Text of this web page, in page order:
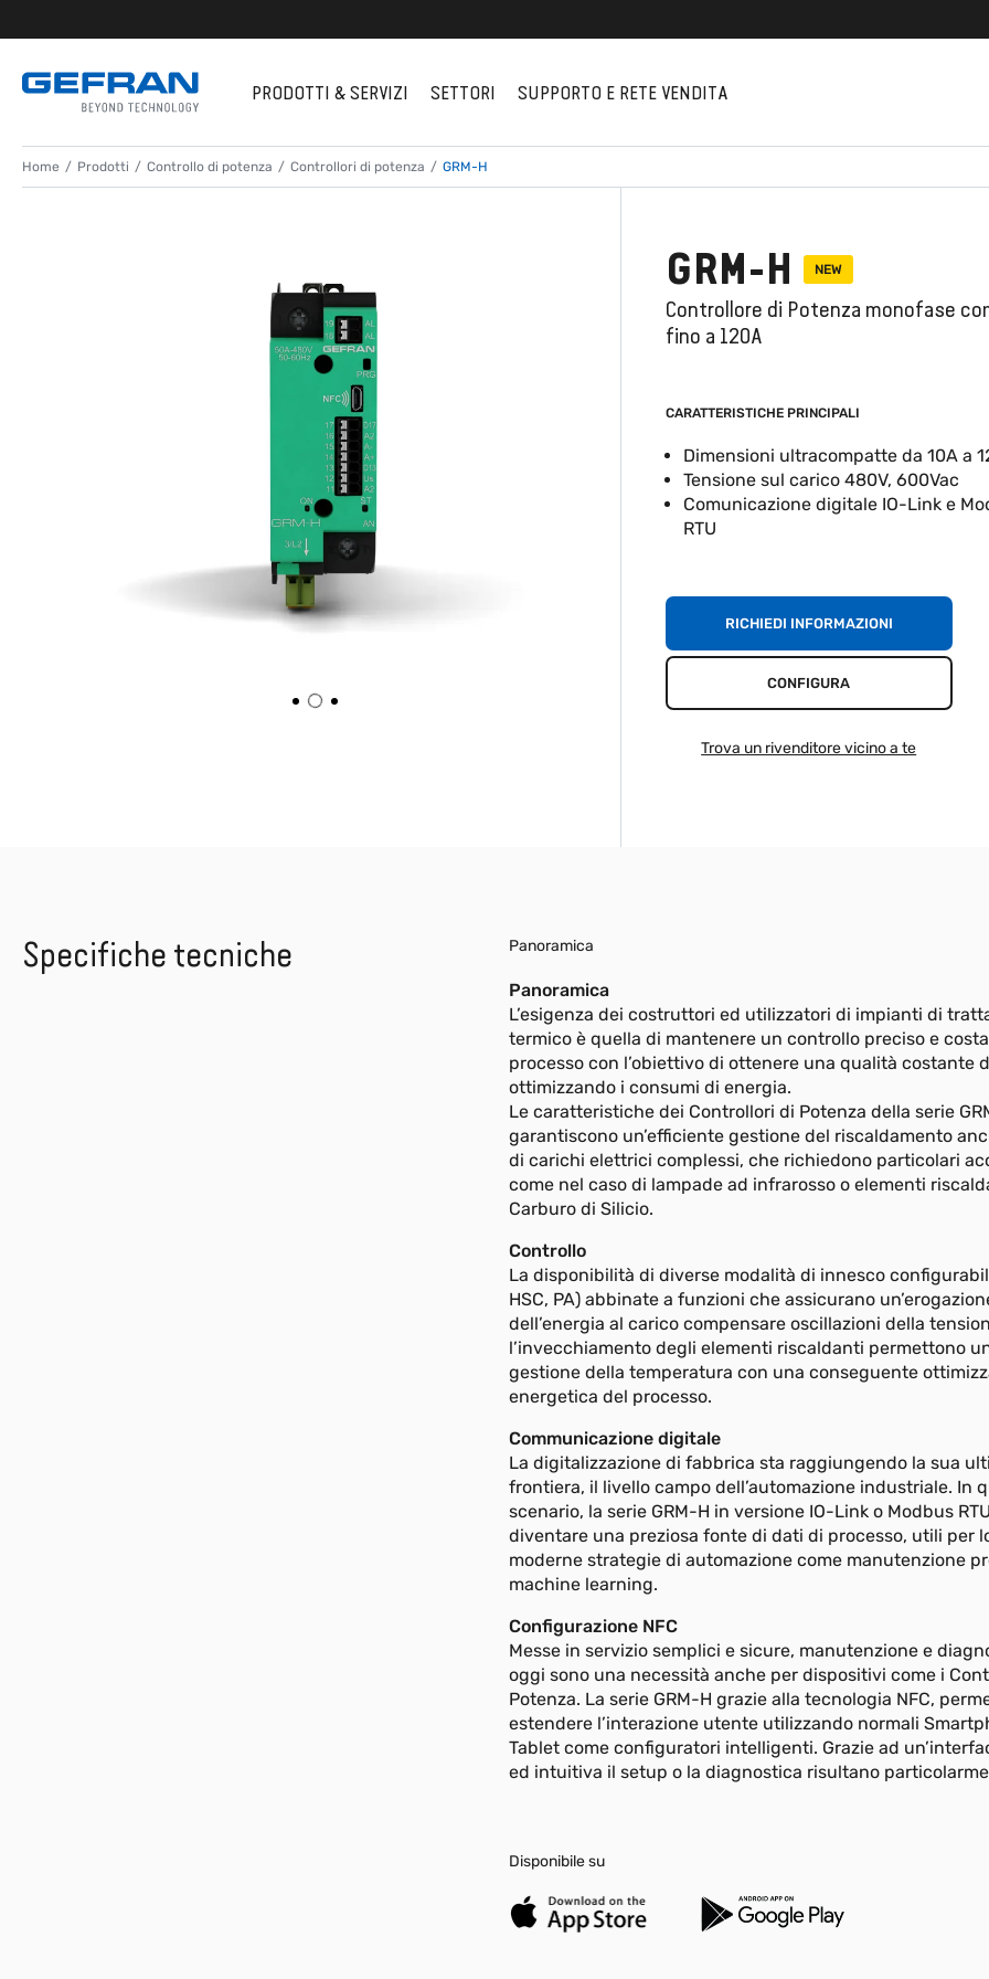
PRODOTTI & SERVIZI SETTORI SUPPORTO E RETE VENDITA
Home Prodotti Controllo di potenza Controllori di potenza GRM-H
GRM-H NEW
Controllore di Potenza monofase
fino a 120A
CARATTERISTICHE PRINCIPALI
Dimensioni ultracompatte da 10A a
Tensione sul carico 480V, 600Vac
Comunicazione digitale IO-Link e
RTU
RICHIEDI INFORMAZIONI
CONFIGURA
Trova un rivenditore vicino a te
Specifiche tecniche Panoramica
Panoramica
L’esigenza dei costruttori ed utilizzatori di impianti di
termico è quella di mantenere un controllo preciso e
processo con l’obiettivo di ottenere una qualità costante
ottimizzando i consumi di energia.
Le caratteristiche dei Controllori di Potenza della serie
garantiscono un’efficiente gestione del riscaldamento
di carichi elettrici complessi, che richiedono particolari
come nel caso di lampade ad infrarosso o elementi
Carburo di Silicio.
Controllo
La disponibilità di diverse modalità di innesco configurabili
HSC, PA) abbinate a funzioni che assicurano
dell’energia al carico compensare oscillazioni della
l’invecchiamento degli elementi riscaldanti permettono
gestione della temperatura con una conseguente
energetica del processo.
Communicazione digitale
La digitalizzazione di fabbrica sta raggiungendo la sua
frontiera, il livello campo dell’automazione industriale. In
scenario, la serie GRM-H in versione IO-Link o Modbus
diventare una preziosa fonte di dati di processo, utili per
moderne strategie di automazione come manutenzione
machine learning.
Configurazione NFC
Messe in servizio semplici e sicure, manutenzione e
oggi sono una necessità anche per dispositivi come i
Potenza. La serie GRM-H grazie alla tecnologia NFC,
estendere l’interazione utente utilizzando normali
Tablet come configuratori intelligenti. Grazie ad
ed intuitiva il setup o la diagnostica risultano
Disponibile su